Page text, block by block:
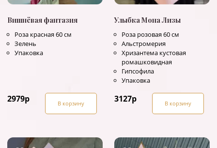
Вишнёвая фантазия
Роза красная 60 см
Зелень
Упаковка
2979р В корзину
Улыбка Мона Лизы
Роза розовая 60 см
Альстромерия
Хризантема кустовая
ромашковидная
Гипсофила
Упаковка
3127р В корзину